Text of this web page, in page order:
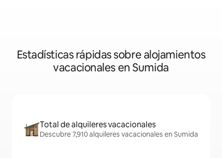
Estadísticas rápidas sobre alojamientos
vacacionales en Sumida
Total de alquileres vacacionales
Descubre 7,910 alquileres vacacionales en Sumida